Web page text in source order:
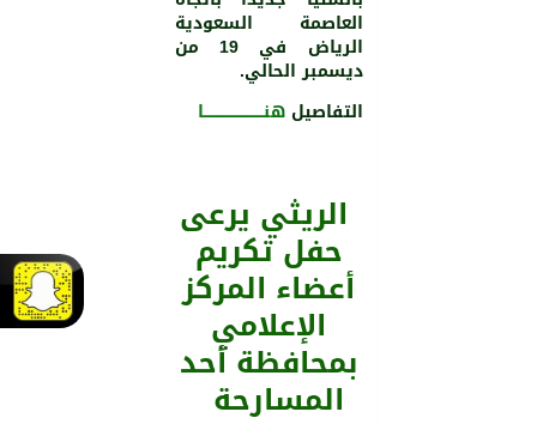
العاصمة السعودية
الرياض في 19 من
ديسمبر الحالي.
التفاصيلهنـــــــــــــــــــــــــا
الريثي يرعى
حفل تكريم
أعضاء المركز
الإعلامي
بمحافظة أحد
المسارحة